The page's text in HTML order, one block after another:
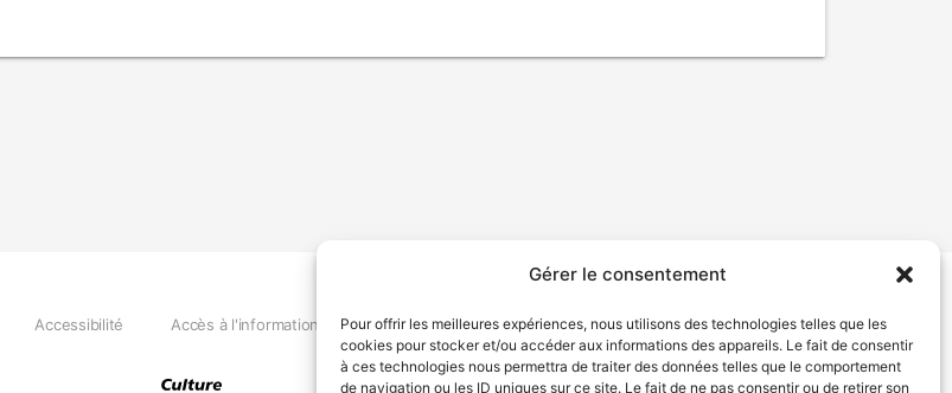
Gérer le consentement
Pour offrir les meilleures expériences, nous utilisons des technologies telles que les
cookies pour stocker et/ou accéder aux informations des appareils. Le fait de consentir
à ces technologies nous permettra de traiter des données telles que le comportement
de navigation ou les ID uniques sur ce site. Le fait de ne pas consentir ou de retirer son
Accessibilité Accès à l'information Déclaration de services Politique de confidentialité